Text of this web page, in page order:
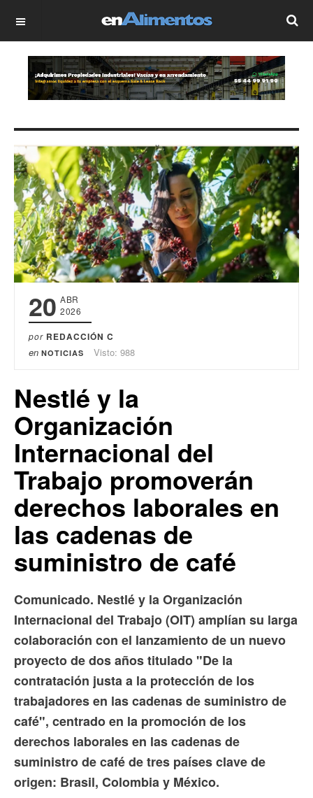
OFF CANVAS
20 ABR
2026
por REDACCIÓN C
en NOTICIAS Visto: 988
Nestlé y la
Organización
Internacional del
Trabajo promoverán
derechos laborales en
las cadenas de
suministro de café
Comunicado. Nestlé y la Organización
Internacional del Trabajo (OIT) amplían su larga
colaboración con el lanzamiento de un nuevo
proyecto de dos años titulado "De la
contratación justa a la protección de los
trabajadores en las cadenas de suministro de
café", centrado en la promoción de los
derechos laborales en las cadenas de
suministro de café de tres países clave de
origen: Brasil, Colombia y México.